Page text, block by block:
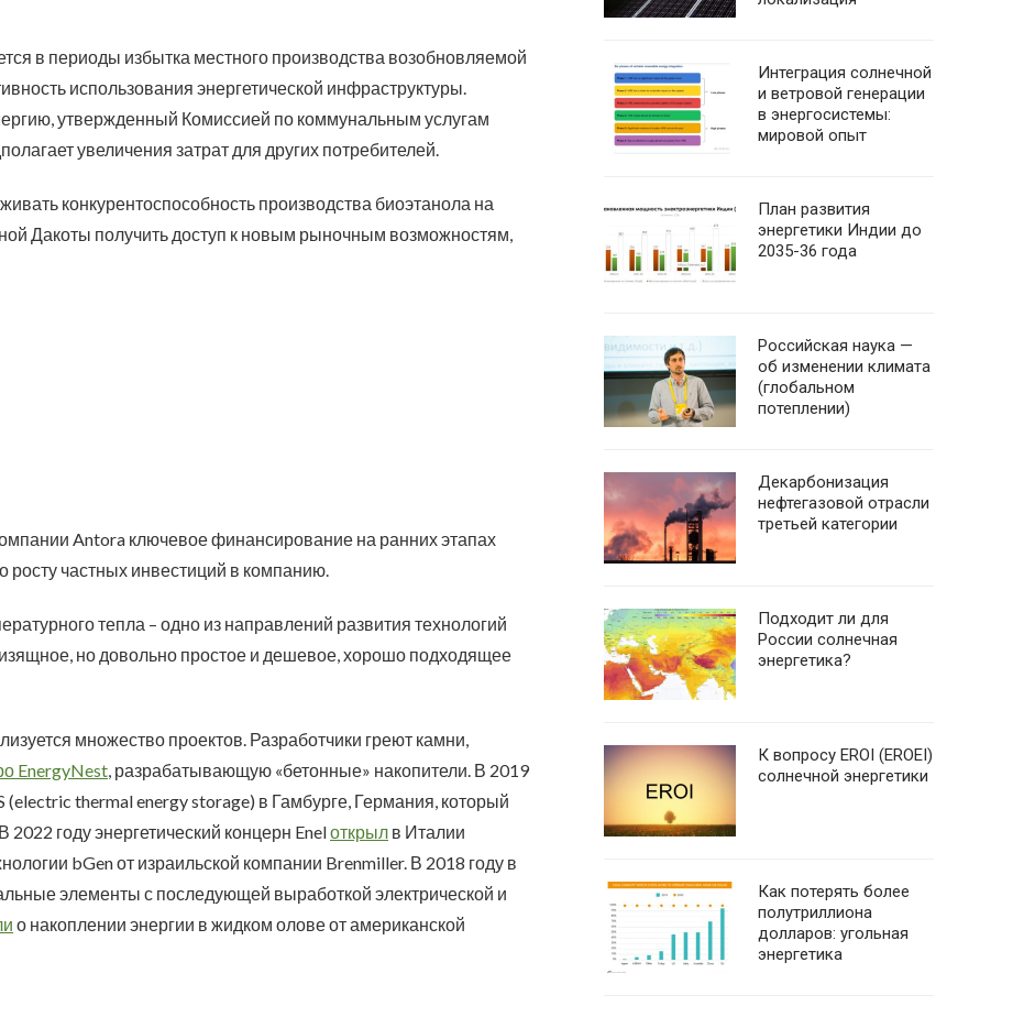
в периоды избытка местного производства возобновляемой
использования энергетической инфраструктуры.
утвержденный Комиссией по коммунальным услугам
увеличения затрат для других потребителей.
конкурентоспособность производства биоэтанола на
Дакоты получить доступ к новым рыночным возможностям,
Antora ключевое финансирование на ранних этапах
росту частных инвестиций в компанию.
тепла – одно из направлений развития технологий
но довольно простое и дешевое, хорошо подходящее
множество проектов. Разработчики греют камни,
EnergyNest, разрабатывающую «бетонные» накопители. В 2019
(electric thermal energy storage) в Гамбурге, Германия, который
году энергетический концерн Enelоткрыл в Италии
bGen от израильской компании Brenmiller. В 2018 году в
элементы с последующей выработкой электрической и
о накоплении энергии в жидком олове от американской
Интеграция солнечной
и ветровой генерации
в энергосистемы:
мировой опыт
План развития
энергетики Индии до
2035-36 года
Российская наука —
об изменении климата
(глобальном
потеплении)
Декарбонизация
нефтегазовой отрасли
третьей категории
Подходит ли для
России солнечная
энергетика?
К вопросу EROI (EROEI)
солнечной энергетики
Как потерять более
полутриллиона
долларов: угольная
энергетика